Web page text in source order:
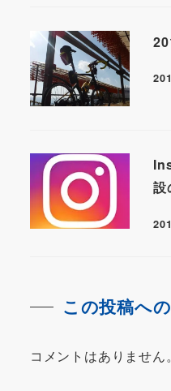
設
この投稿へ
コメントはありません。